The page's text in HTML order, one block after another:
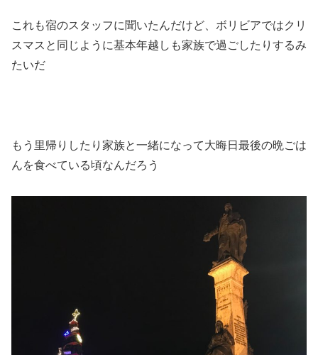
これも宿のスタッフに聞いたんだけど、ボリビアではクリ
スマスと同じように基本年越しも家族で過ごしたりするみ
たいだ
もう里帰りしたり家族と一緒になって大晦日最後の晩ごは
んを食べている頃なんだろう